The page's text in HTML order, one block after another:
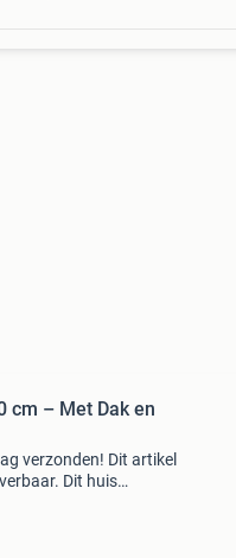
cm – Met Dak en
verzonden! Dit artikel
Dit huis